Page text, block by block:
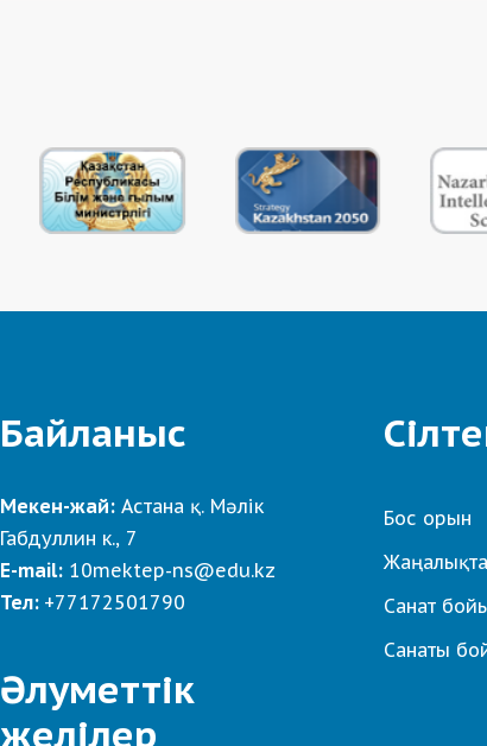
Байланыс
Мекен-жай: Астана қ. Мәлік
Габдуллин к., 7
E-mail: 10mektep-ns@edu.kz
Тел: +77172501790
Әлуметтік
желілер
Бос орын
Санат
Санаты